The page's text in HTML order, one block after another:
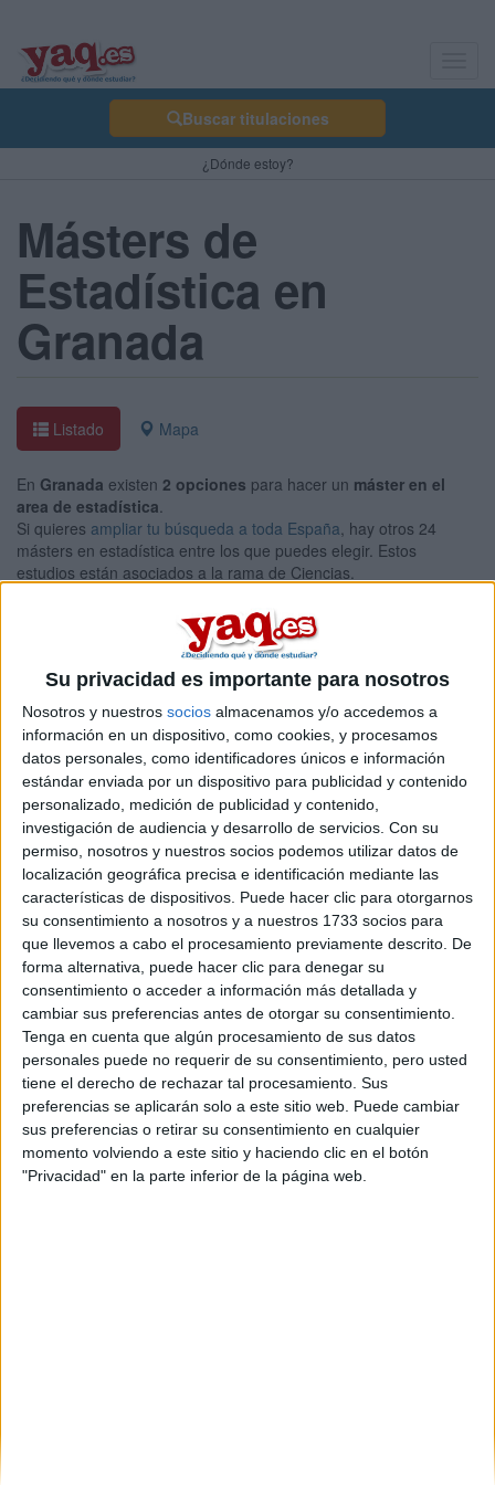
Su privacidad es importante para nosotros
Nosotros y nuestros socios almacenamos y/o accedemos a
información en un dispositivo, como cookies, y procesamos
datos personales, como identificadores únicos e información
estándar enviada por un dispositivo para publicidad y contenido
personalizado, medición de publicidad y contenido,
investigación de audiencia y desarrollo de servicios. Con su
permiso, nosotros y nuestros socios podemos utilizar datos de
localización geográfica precisa e identificación mediante las
características de dispositivos. Puede hacer clic para otorgarnos
su consentimiento a nosotros y a nuestros 1733 socios para
que llevemos a cabo el procesamiento previamente descrito. De
forma alternativa, puede hacer clic para denegar su
consentimiento o acceder a información más detallada y
cambiar sus preferencias antes de otorgar su consentimiento.
Tenga en cuenta que algún procesamiento de sus datos
personales puede no requerir de su consentimiento, pero usted
tiene el derecho de rechazar tal procesamiento. Sus
preferencias se aplicarán solo a este sitio web. Puede cambiar
sus preferencias o retirar su consentimiento en cualquier
momento volviendo a este sitio y haciendo clic en el botón
"Privacidad" en la parte inferior de la página web.
Buscar titulaciones
¿Dónde estoy?
Másters de
Estadística en
Granada
Listado Mapa
En Granada existen 2 opciones para hacer un máster en el
area de estadística.
Si quieres ampliar tu búsqueda a toda España, hay otros 24
másters en estadística entre los que puedes elegir. Estos
estudios están asociados a la rama de Ciencias.
Máster Universitario en
Estadística Aplicada
UNIVERSIDAD DE GRANADA (Universidad Pública)
Tipo: Máster
Pídeles información ¡GRATIS!
Online |Granada
Máster Universitario en Técnicas
Cuantitativas en Gestión Empresarial
UNIVERSIDAD DE GRANADA (Universidad Pública)
Tipo: Máster
Pídeles información ¡GRATIS!
Seleccionar por provincia
Alicante(1)
Asturias (1)
Barcelona
(3)
A Coruña(2)
Ciudad Real(1)
Granada(2)
Madrid(6)
Murcia(1)